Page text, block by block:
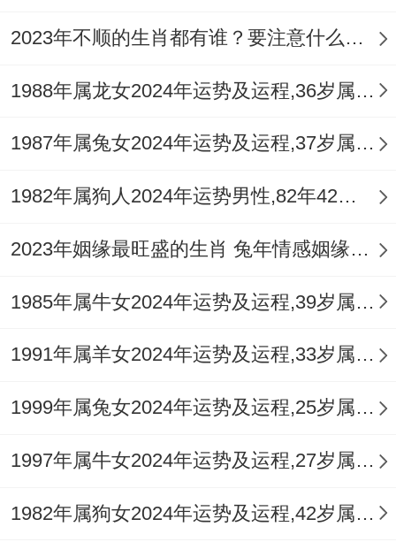
造成失眠，头晕、心悸，易怒或免疫力下
能令人沉迷于享乐而作息紊乱，或追求激起
意外烫伤、擦伤，依据养生之路，宜多补充
水分，从事舒缓运动如游泳，散步，并有意
日常出行，尤其驾车时务必集中精神，可在
车内悬挂祥安阁一路畅行车挂，借助其平与
的干扰。
逐月运程提点
正月壬寅，水木相生，开局平顺，利于规
2023年不顺的生肖都有谁？要注意什么呢？
1988年属龙女2024年运势及运程,36岁属龙人2024全年每月运势女性如何
1987年属兔女2024年运势及运程,37岁属兔人2024全年每月运势女性如何
1982年属狗人2024年运势男性,82年42岁属狗男2024年每月运程怎么样
2023年姻缘最旺盛的生肖 兔年情感姻缘运比较旺的属相
1985年属牛女2024年运势及运程,39岁属牛人2024全年每月运势女性如何
1991年属羊女2024年运势及运程,33岁属羊人2024全年每月运势女性如何
1999年属兔女2024年运势及运程,25岁属兔人2024全年每月运势女性如何
1997年属牛女2024年运势及运程,27岁属牛人2024全年每月运势女性如何
1982年属狗女2024年运势及运程,42岁属狗人2024全年每月运势女性如何